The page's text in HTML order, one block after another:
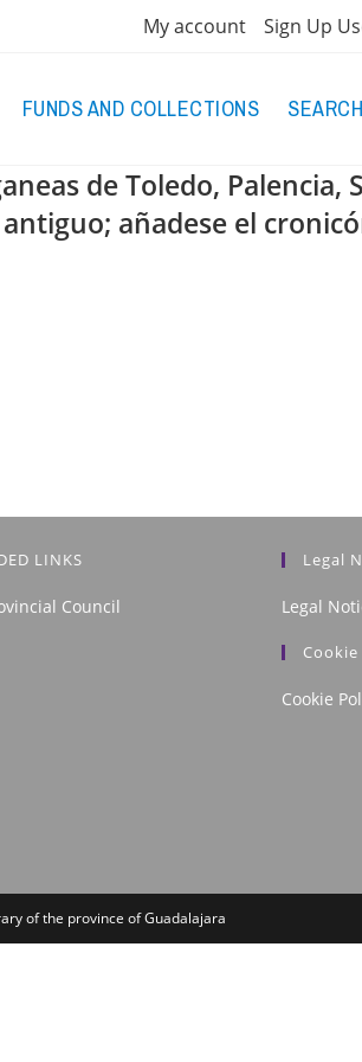
My account Sign Up
FUNDS AND COLLECTIONS SEARCH
de Toledo, Palencia,
añadese el
LINKS
Council
Legal
Legal
Cookie
of the province of Guadalajara